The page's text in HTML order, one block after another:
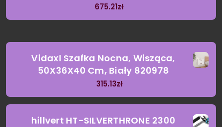
675.21zł
Vidaxl Szafka Nocna, Wisząca,
50X36X40 Cm, Biały 820978
315.13zł
hillvert HT-SILVERTHRONE 2300